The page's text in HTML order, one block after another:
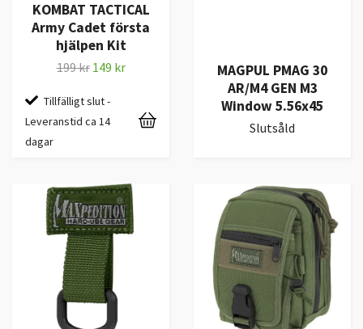
KOMBAT TACTICAL
Army Cadet första
hjälpen Kit
199 kr 149 kr
Tillfälligt slut -
Leveranstid ca 14
dagar
MAGPUL PMAG 30
AR/M4 GEN M3
Window 5.56x45
Slutsåld